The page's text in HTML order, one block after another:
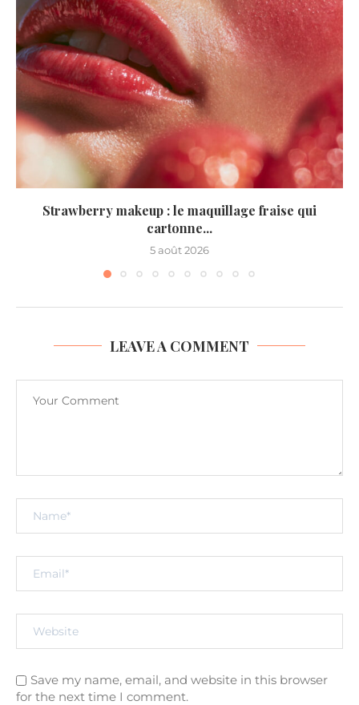
Strawberry makeup : le maquillage fraise qui
cartonne...
5 août 2026
LEAVE A COMMENT
Save my name, email, and website in this browser
for the next time I comment.